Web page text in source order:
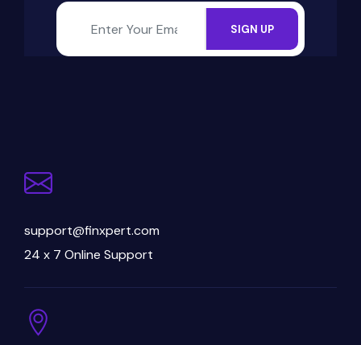
SIGN UP
support@finxpert.com
24 x 7 Online Support